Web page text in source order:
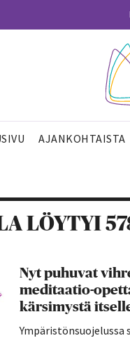
AJANKOHTAISTA
LÖYTYI
Nyt puhuvat
meditaatio-
kärsimystä
Ympäristönsuojelussa